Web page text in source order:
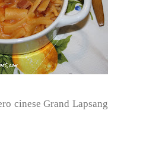
cinese Grand Lapsang